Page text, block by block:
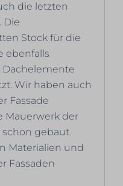
die letzten
Die
Stock für die
ebenfalls
Wir haben auch
Fassade
Mauerwerk der
gebaut.
Materialien und
Fassaden